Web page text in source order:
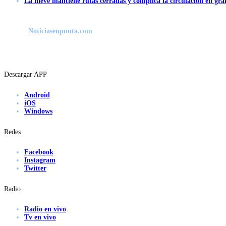
Noticiasenpunta.com
Descargar APP
Android
iOS
Windows
Redes
Facebook
Instagram
Twitter
Radio
Radio en vivo
Tv en vivo